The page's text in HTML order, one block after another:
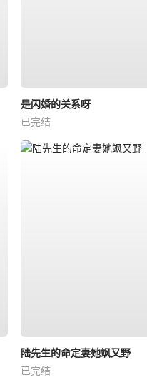
是闪婚的关系呀
已完结
陆先生的命定妻她飒又野
已完结